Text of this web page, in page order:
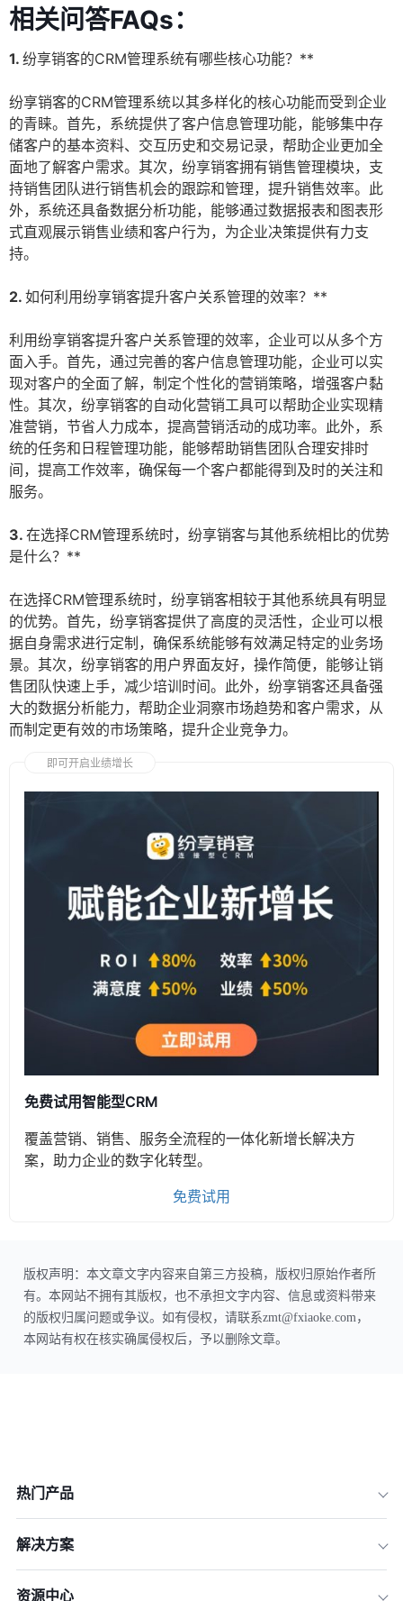
相关问答FAQs：
1. 纷享销客的CRM管理系统有哪些核心功能？**
纷享销客的CRM管理系统以其多样化的核心功能而受到企业
的青睐。首先，系统提供了客户信息管理功能，能够集中存
储客户的基本资料、交互历史和交易记录，帮助企业更加全
面地了解客户需求。其次，纷享销客拥有销售管理模块，支
持销售团队进行销售机会的跟踪和管理，提升销售效率。此
外，系统还具备数据分析功能，能够通过数据报表和图表形
式直观展示销售业绩和客户行为，为企业决策提供有力支
持。
2. 如何利用纷享销客提升客户关系管理的效率？**
利用纷享销客提升客户关系管理的效率，企业可以从多个方
面入手。首先，通过完善的客户信息管理功能，企业可以实
现对客户的全面了解，制定个性化的营销策略，增强客户黏
性。其次，纷享销客的自动化营销工具可以帮助企业实现精
准营销，节省人力成本，提高营销活动的成功率。此外，系
统的任务和日程管理功能，能够帮助销售团队合理安排时
间，提高工作效率，确保每一个客户都能得到及时的关注和
服务。
3. 在选择CRM管理系统时，纷享销客与其他系统相比的优势
是什么？**
在选择CRM管理系统时，纷享销客相较于其他系统具有明显
的优势。首先，纷享销客提供了高度的灵活性，企业可以根
据自身需求进行定制，确保系统能够有效满足特定的业务场
景。其次，纷享销客的用户界面友好，操作简便，能够让销
售团队快速上手，减少培训时间。此外，纷享销客还具备强
大的数据分析能力，帮助企业洞察市场趋势和客户需求，从
而制定更有效的市场策略，提升企业竞争力。
即可开启业绩增长
免费试用智能型CRM
覆盖营销、销售、服务全流程的一体化新增长解决方
案，助力企业的数字化转型。
免费试用
版权声明：本文章文字内容来自第三方投稿，版权归原始作者所
有。本网站不拥有其版权，也不承担文字内容、信息或资料带来
的版权归属问题或争议。如有侵权，请联系zmt@fxiaoke.com，
本网站有权在核实确属侵权后，予以删除文章。
热门产品
解决方案
资源中心